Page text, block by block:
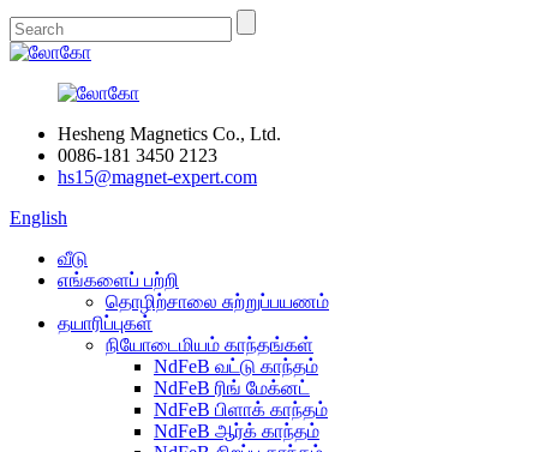
Hesheng Magnetics Co., Ltd.
0086-181 3450 2123
hs15@magnet-expert.com
English
வீடு
எங்களைப் பற்றி
தொழிற்சாலை சுற்றுப்பயணம்
தயாரிப்புகள்
நியோடைமியம் காந்தங்கள்
NdFeB வட்டு காந்தம்
NdFeB ரிங் மேக்னட்
NdFeB பிளாக் காந்தம்
NdFeB ஆர்க் காந்தம்